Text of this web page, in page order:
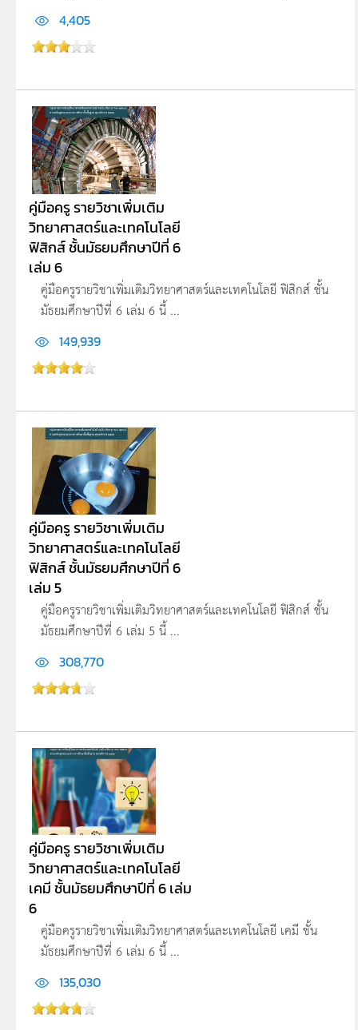
4,405
คู่มือครู รายวิชาเพิ่มเติม
วิทยาศาสตร์และเทคโนโลยี
ฟิสิกส์ ชั้นมัธยมศึกษาปีที่ 6
เล่ม 6
คู่มือครูรายวิชาเพิ่มเติมวิทยาศาสตร์และเทคโนโลยี ฟิสิกส์ ชั้น
มัธยมศึกษาปีที่ 6 เล่ม 6 นี้ ...
149,939
คู่มือครู รายวิชาเพิ่มเติม
วิทยาศาสตร์และเทคโนโลยี
ฟิสิกส์ ชั้นมัธยมศึกษาปีที่ 6
เล่ม 5
คู่มือครูรายวิชาเพิ่มเติมวิทยาศาสตร์และเทคโนโลยี ฟิสิกส์ ชั้น
มัธยมศึกษาปีที่ 6 เล่ม 5 นี้ ...
308,770
คู่มือครู รายวิชาเพิ่มเติม
วิทยาศาสตร์และเทคโนโลยี
เคมี ชั้นมัธยมศึกษาปีที่ 6 เล่ม
6
คู่มือครูรายวิชาเพิ่มเติมวิทยาศาสตร์และเทคโนโลยี เคมี ชั้น
มัธยมศึกษาปีที่ 6 เล่ม 6 นี้ ...
135,030